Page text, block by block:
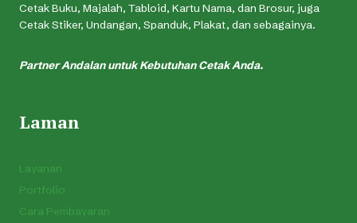
Cetak Buku, Majalah, Tabloid, Kartu Nama, dan Brosur, juga
Cetak Stiker, Undangan, Spanduk, Plakat, dan sebagainya.
Partner Andalan untuk Kebutuhan Cetak Anda.
Laman
Layanan
Portfolio
Cara Pembayaran